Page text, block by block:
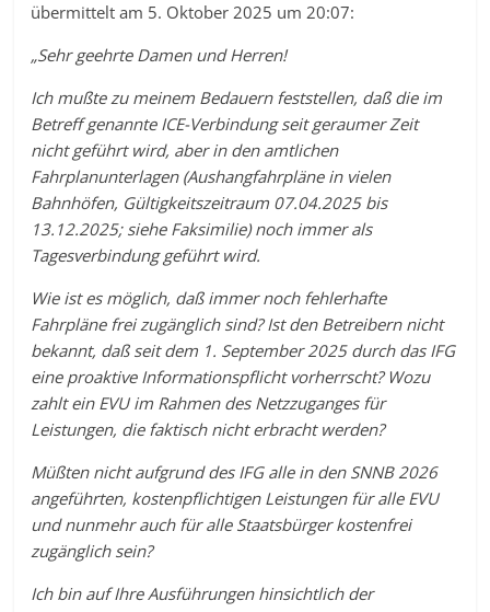
übermittelt am 5. Oktober 2025 um 20:07:
„Sehr geehrte Damen und Herren!
Ich mußte zu meinem Bedauern feststellen, daß die im
Betreff genannte ICE-Verbindung seit geraumer Zeit
nicht geführt wird, aber in den amtlichen
Fahrplanunterlagen (Aushangfahrpläne in vielen
Bahnhöfen, Gültigkeitszeitraum 07.04.2025 bis
13.12.2025; siehe Faksimilie) noch immer als
Tagesverbindung geführt wird.
Wie ist es möglich, daß immer noch fehlerhafte
Fahrpläne frei zugänglich sind? Ist den Betreibern nicht
bekannt, daß seit dem 1. September 2025 durch das IFG
eine proaktive Informationspflicht vorherrscht? Wozu
zahlt ein EVU im Rahmen des Netzzuganges für
Leistungen, die faktisch nicht erbracht werden?
Müßten nicht aufgrund des IFG alle in den SNNB 2026
angeführten, kostenpflichtigen Leistungen für alle EVU
und nunmehr auch für alle Staatsbürger kostenfrei
zugänglich sein?
Ich bin auf Ihre Ausführungen hinsichtlich der